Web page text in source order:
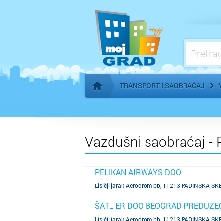
Početna stranica
TRANSPORT I SAOBRAĆAJ
Vazdušni saobraćaj -
PELIKAN AIRWAYS DOO
Lisičji jarak Aerodrom bb, 11213 PADINSKA
ŠATL ER DOO BEOGRAD
Lisičji jarak Aerodrom bb, 11213 PADINSKA